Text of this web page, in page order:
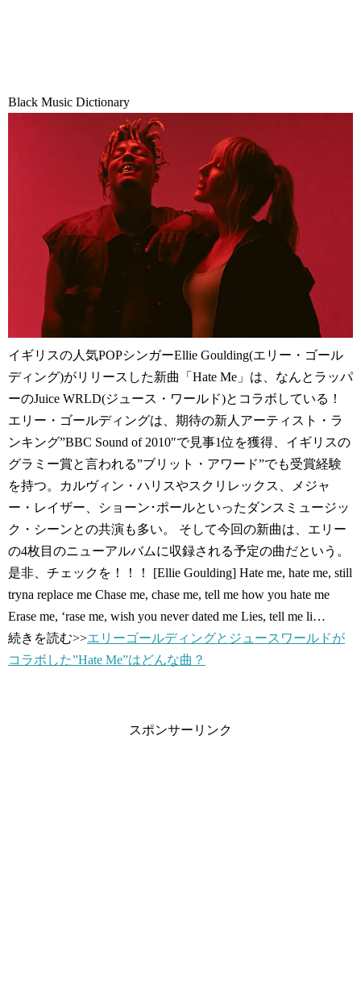
Black Music Dictionary
イギリスの人気POPシンガーEllie Goulding(エリー・ゴール
ディング)がリリースした新曲「Hate Me」は、なんとラッパ
ーのJuice WRLD(ジュース・ワールド)とコラボしている！
エリー・ゴールディングは、期待の新人アーティスト・ラ
ンキング”BBC Sound of 2010″で見事1位を獲得、イギリスの
グラミー賞と言われる”ブリット・アワード”でも受賞経験
を持つ。カルヴィン・ハリスやスクリレックス、メジャ
ー・レイザー、ショーン･ポールといったダンスミュージッ
ク・シーンとの共演も多い。 そして今回の新曲は、エリー
の4枚目のニューアルバムに収録される予定の曲だという。
是非、チェックを！！！ [Ellie Goulding] Hate me, hate me, still
tryna replace me Chase me, chase me, tell me how you hate me
Erase me, ‘rase me, wish you never dated me Lies, tell me li…
続きを読む>>エリーゴールディングとジュースワールドが
コラボした”Hate Me”はどんな曲？
スポンサーリンク